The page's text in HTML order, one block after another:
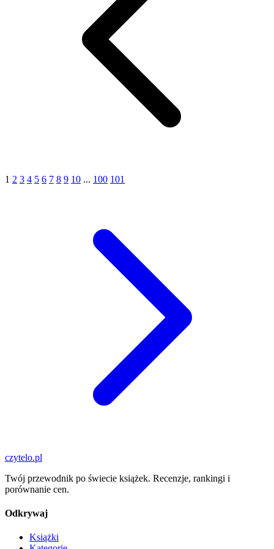
1 2 3 4 5 6 7 8 9 10 ... 100 101
czytelo.pl
Twój przewodnik po świecie książek. Recenzje, rankingi i
porównanie cen.
Odkrywaj
Książki